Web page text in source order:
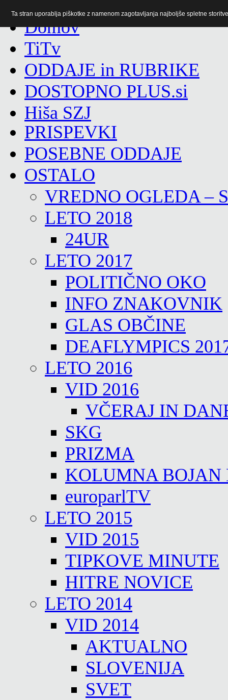
TiTv
ODDAJE in RUBRIKE
DOSTOPNO PLUS.si
Hiša SZJ
PRISPEVKI
POSEBNE ODDAJE
OSTALO
VREDNO OGLEDA –
LETO 2018
24UR
LETO 2017
POLITIČNO OKO
INFO ZNAKOVNIK
GLAS OBČINE
DEAFLYMPICS
LETO 2016
VID 2016
VČERAJ IN
SKG
PRIZMA
KOLUMNA BOJAN
europarlTV
LETO 2015
VID 2015
TIPKOVE MINUTE
HITRE NOVICE
LETO 2014
VID 2014
AKTUALNO
SLOVENIJA
SVET
Ta stran uporablja piškotke z namenom zagotavljanja najboljše spletne